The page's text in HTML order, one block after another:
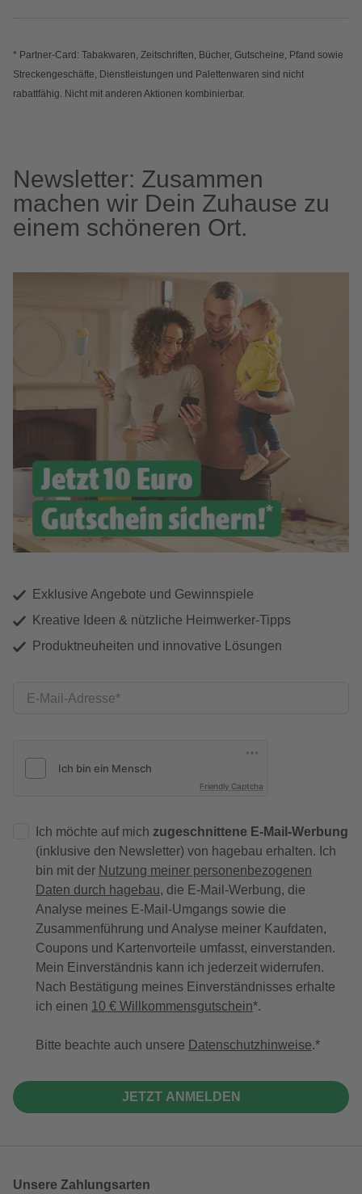
* Partner-Card: Tabakwaren, Zeitschriften, Bücher, Gutscheine, Pfand sowie
Streckengeschäfte, Dienstleistungen und Palettenwaren sind nicht
rabattfähig. Nicht mit anderen Aktionen kombinierbar.
Newsletter: Zusammen
machen wir Dein Zuhause zu
einem schöneren Ort.
Exklusive Angebote und Gewinnspiele
Kreative Ideen & nützliche Heimwerker-Tipps
Produktneuheiten und innovative Lösungen
E-Mail-Adresse
Friendly Captcha
Ich möchte auf mich zugeschnittene E-Mail-Werbung
(inklusive den Newsletter) von hagebau erhalten. Ich
bin mit der Nutzung meiner personenbezogenen
Daten durch hagebau, die E-Mail-Werbung, die
Analyse meines E-Mail-Umgangs sowie die
Zusammenführung und Analyse meiner Kaufdaten,
Coupons und Kartenvorteile umfasst, einverstanden.
Mein Einverständnis kann ich jederzeit widerrufen.
Nach Bestätigung meines Einverständnisses erhalte
ich einen 10 € Willkommensgutschein*.
Bitte beachte auch unsere Datenschutzhinweise.
JETZT ANMELDEN
Unsere Zahlungsarten